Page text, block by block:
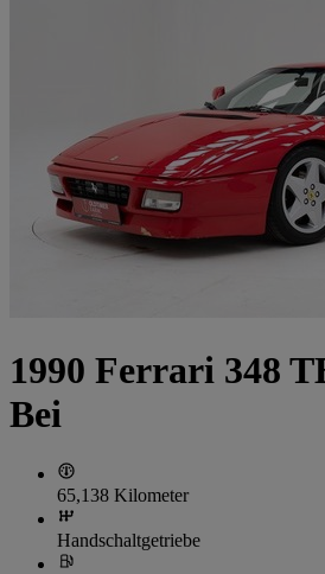
1990 Ferrari 348
Bei
65,138 Kilometer
Handschaltgetriebe